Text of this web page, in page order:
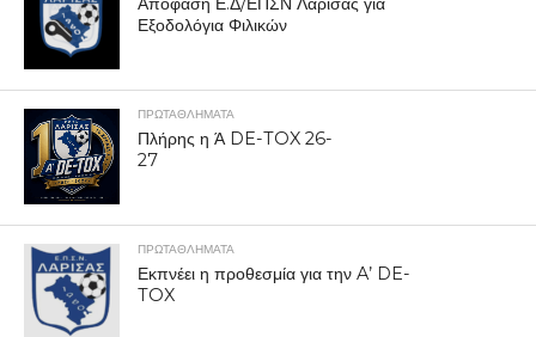
Εξοδολόγια Φιλικών
ΠΡΩΤΑΘΛΉΜΑΤΑ
Πλήρης η Ά DE-TOX 26-
27
ΠΡΩΤΑΘΛΉΜΑΤΑ
Εκπνέει η προθεσμία για την A’ DE-
TOX